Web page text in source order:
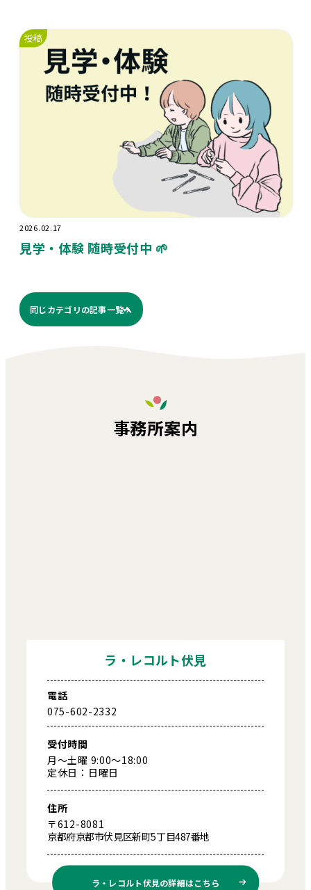
投稿
2026.02.17
見学・体験 随時受付中 🌱
同じカテゴリの記事⼀覧へ
事務所案内
ラ・レコルト伏見
電話
075-602-2332
受付時間
月～土曜 9:00～18:00
定休日：日曜日
住所
〒612-8081
京都府京都市伏見区新町5丁目487番地
ラ・レコルト伏見の詳細はこちら